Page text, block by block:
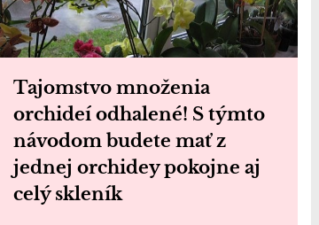
Tajomstvo množenia
orchideí odhalené! S týmto
návodom budete mať z
jednej orchidey pokojne aj
celý skleník